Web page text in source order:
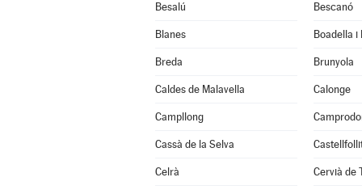
Besalú Bescanó
Blanes Boadella i
Breda Brunyola
Caldes de Malavella Calonge
Campllong
Cassà de la Selva
Celrà Cervià de